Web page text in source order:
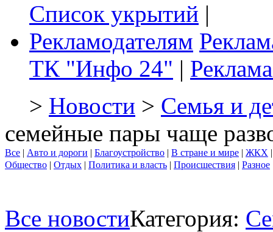
Список укрытий |
Рекламодателям
ТК "Инфо 24" |
> Новости > Семья и
семейные пары чаще
Все | Авто и дороги | Благоустройство | В стране и мире | ЖКХ
Общество | Отдых | Политика и власть | Происшествия | Разное
Все новостиКатегория: